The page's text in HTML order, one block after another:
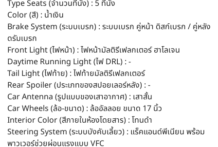
Type Seats (จำนวนที่นั่ง) : 5 ที่นั่ง
Color (สี) : น้ำเงิน
Brake System (ระบบเบรก) : ระบบเบรก คู่หน้า ดิสก์เบรก / คู่หลัง
ดรัมเบรก
Front Light (ไฟหน้า) : ไฟหน้ามัลติรีเฟลกเตอร์ ฮาโลเจน
Daytime Running Light (ไฟ DRL) : -
Tail Light (ไฟท้าย) : ไฟท้ายมัลติรีเฟลกเตอร์
Rear Spoiler (ประเภทของสปอยเลอร์หลัง) : -
Car Antenna (รูปแบบของเสาอากาศ) : เสาสั้น
Car Wheels (ล้อ-ขนาด) : ล้ออัลลอย ขนาด 17 นิ้ว
Interior Color (สีภายในห้องโดยสาร) : โทนดำ
Steering System (ระบบบังคับเลี้ยว) : แร็คแอนด์พีเนียน พร้อม
พาวเวอร์ช่วยผ่อนแรงแบบ VFC